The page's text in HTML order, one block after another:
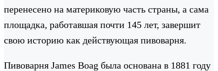
перенесено на материковую часть страны, а сама
площадка, работавшая почти 145 лет, завершит
свою историю как действующая пивоварня.
Пивоварня James Boag была основана в 1881 году